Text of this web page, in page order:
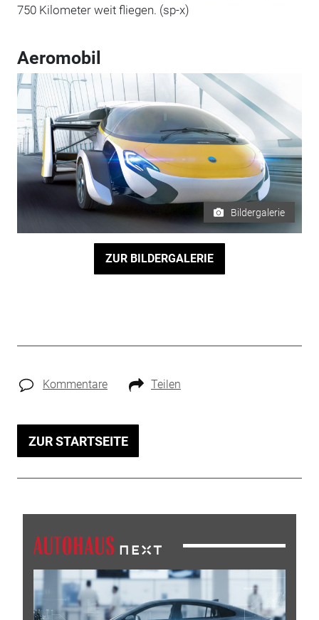
750 Kilometer weit fliegen. (sp-x)
Aeromobil
Bildergalerie
ZUR BILDERGALERIE
Kommentare Teilen
ZUR STARTSEITE